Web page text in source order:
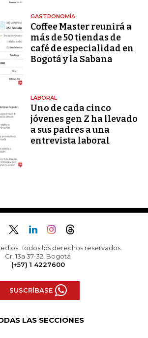
GASTRONOMÍA
Coffee Master reunirá a
más de 50 tiendas de
café de especialidad en
Bogotá y la Sabana
LABORAL
Uno de cada cinco
jóvenes gen Z ha llevado
a sus padres a una
entrevista laboral
Todos los derechos reservados.
Cr. 13a 37-32, Bogotá
(+57) 1 4227600
SUSCRÍBASE
LAS SECCIONES